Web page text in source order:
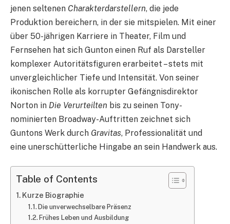
jenen seltenen Charakterdarstellern, die jede
Produktion bereichern, in der sie mitspielen. Mit einer
über 50-jährigen Karriere in Theater, Film und
Fernsehen hat sich Gunton einen Ruf als Darsteller
komplexer Autoritätsfiguren erarbeitet – stets mit
unvergleichlicher Tiefe und Intensität. Von seiner
ikonischen Rolle als korrupter Gefängnisdirektor
Norton in Die Verurteilten bis zu seinen Tony-
nominierten Broadway-Auftritten zeichnet sich
Guntons Werk durch Gravitas, Professionalität und
eine unerschütterliche Hingabe an sein Handwerk aus.
Table of Contents
Kurze Biographie
Die unverwechselbare Präsenz
Frühes Leben und Ausbildung